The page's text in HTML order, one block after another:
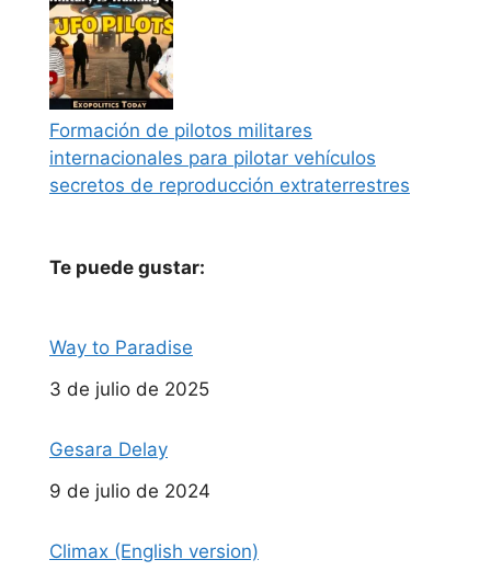
Formación de pilotos militares
internacionales para pilotar vehículos
secretos de reproducción extraterrestres
Te puede gustar:
Way to Paradise
Fecha
3 de julio de 2025
Gesara Delay
Fecha
9 de julio de 2024
Climax (English version)